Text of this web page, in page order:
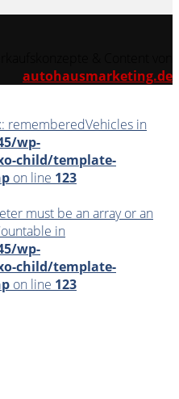
autohausmarketing.de
rememberedVehicles in
wp-
child/template-
on line 123
must be an array or an
in
wp-
child/template-
on line 123